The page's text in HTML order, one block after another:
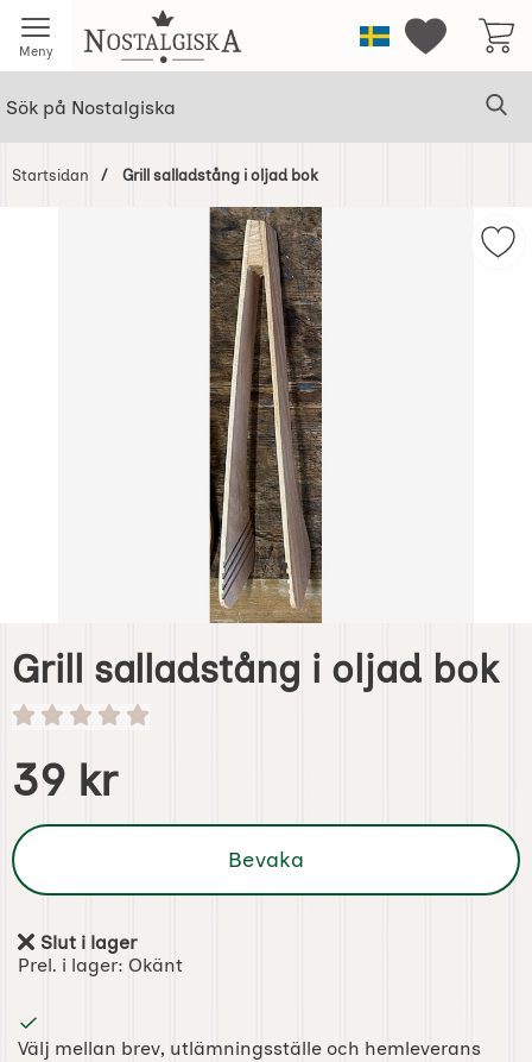
Meny Startsidan för NostalgiskaSverigeMina
Startsidan Grill salladstång i oljad bok
Grill salladstång i oljad bok
Handla denna produkt Grill salladstång i oljad bok
pris
39 kr
Bevaka
Tillgänglighet:
Slut i lager
Prel. i lager: Okänt
Välj mellan brev, utlämningsställe och hemleverans